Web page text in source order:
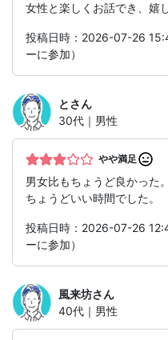
女性と楽しくお話でき、嬉
投稿日時：2026-07-26
ーに参加）
とさん
30代｜男性
やや満足
男女比もちょうど良かった
ちょうどいい時間でした。
投稿日時：2026-07-26
ーに参加）
風来坊さん
40代｜男性